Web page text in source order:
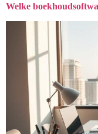
Welke